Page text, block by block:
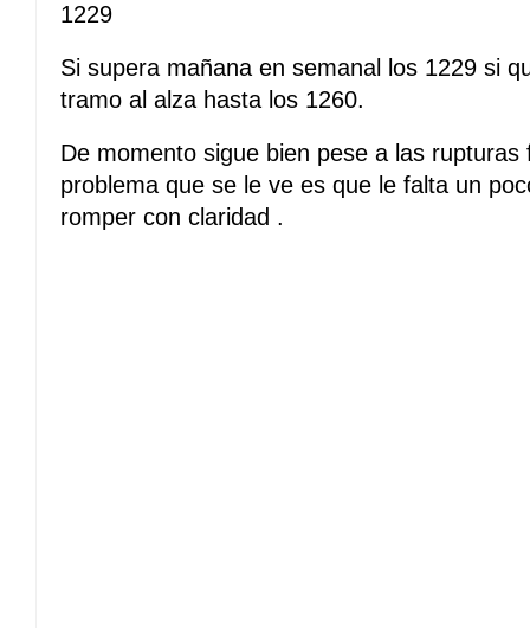
1229
Si supera mañana en semanal los 1229 si
tramo al alza hasta los 1260.
De momento sigue bien pese a las
problema que se le ve es que le falta un
romper con claridad .